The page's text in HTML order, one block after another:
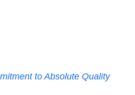
to Absolute Quality